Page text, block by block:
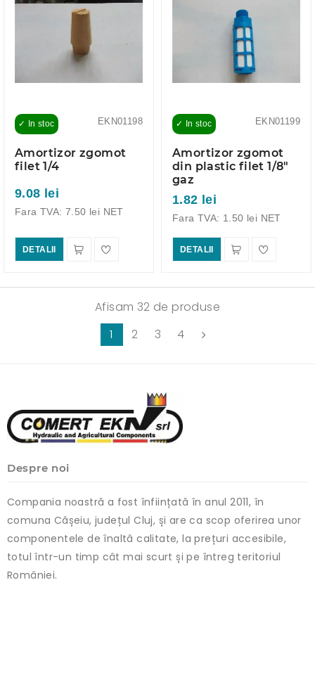
EKN01198
✓ In stoc
Amortizor zgomot
filet 1/4
9.08 lei
Fara TVA: 7.50 lei NET
DETALII
EKN01199
✓ In stoc
Amortizor zgomot
din plastic filet 1/8"
gaz
1.82 lei
Fara TVA: 1.50 lei NET
DETALII
Afisam 32 de produse
1
2 3 4
Despre noi
Compania noastră a fost înființată în anul 2011, în
comuna Cășeiu, județul Cluj, și are ca scop oferirea unor
componentele de înaltă calitate, la prețuri accesibile,
totul într-un timp cât mai scurt și pe întreg teritoriul
României.